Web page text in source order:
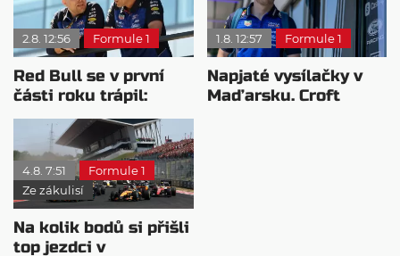
2.8. 12:56 Formule 1
Red Bull se v první
části roku trápil:
Waché poukazuje i na
McLaren
1.8. 12:57 Formule 1
Napjaté vysílačky v
Maďarsku. Croft
4.8. 7:51
Formule 1
Ze zákulisí
Na kolik bodů si přišli
top jezdci v